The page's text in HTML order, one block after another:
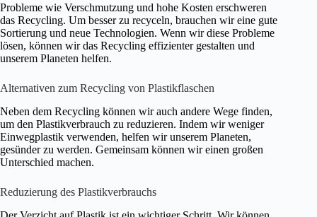
Probleme wie Verschmutzung und hohe Kosten erschweren
das Recycling. Um besser zu recyceln, brauchen wir eine gute
Sortierung und neue Technologien. Wenn wir diese Probleme
lösen, können wir das Recycling effizienter gestalten und
unserem Planeten helfen.
Alternativen zum Recycling von Plastikflaschen
Neben dem Recycling können wir auch andere Wege finden,
um den Plastikverbrauch zu reduzieren. Indem wir weniger
Einwegplastik verwenden, helfen wir unserem Planeten,
gesünder zu werden. Gemeinsam können wir einen großen
Unterschied machen.
Reduzierung des Plastikverbrauchs